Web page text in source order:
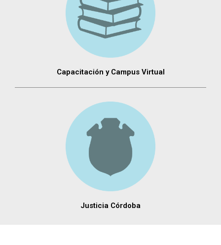
Capacitación y Campus Virtual
Justicia Córdoba